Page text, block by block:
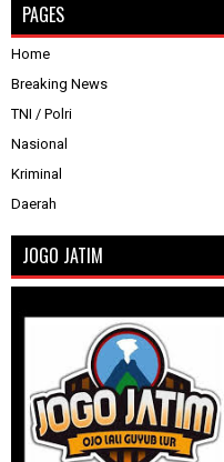
PAGES
Home
Breaking News
TNI / Polri
Nasional
Kriminal
Daerah
JOGO JATIM